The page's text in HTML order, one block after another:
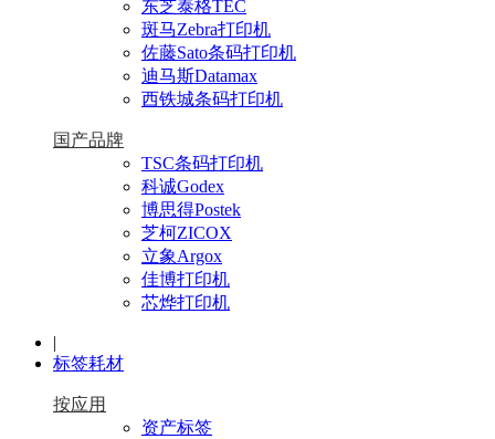
东芝泰格TEC
斑马Zebra打印机
佐藤Sato条码打印机
迪马斯Datamax
西铁城条码打印机
国产品牌
TSC条码打印机
科诚Godex
博思得Postek
芝柯ZICOX
立象Argox
佳博打印机
芯烨打印机
|
标签耗材
按应用
资产标签